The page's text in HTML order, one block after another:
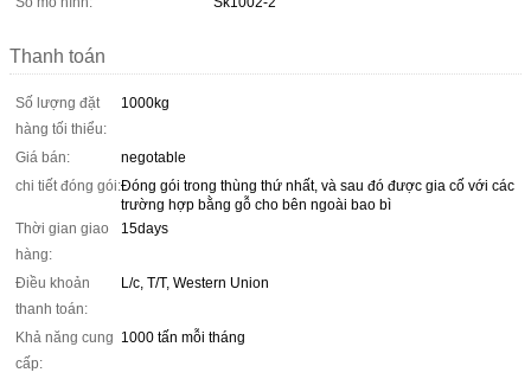
Thanh toán
Số lượng đặt
hàng tối thiểu:
1000kg
Giá bán:
negotable
chi tiết đóng gói:Đóng gói trong thùng thứ nhất, và sau đó được gia cố với các
trường hợp bằng gỗ cho bên ngoài bao bì
Thời gian giao
hàng:
15days
Điều khoản
thanh toán:
L/c, T/T, Western Union
Khả năng cung
cấp:
1000 tấn mỗi tháng